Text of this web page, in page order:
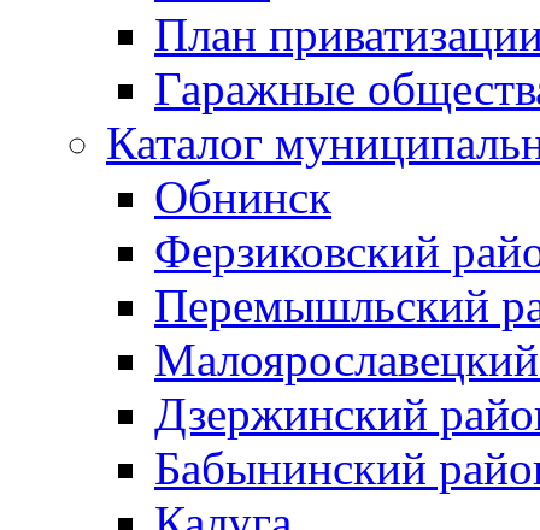
План
Гаражные
Каталог
Обнинск
Ферзиковский
Перемышльский
Дзержинский
Бабынинский